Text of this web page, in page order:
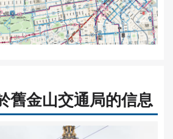
舊金山交通局的信息